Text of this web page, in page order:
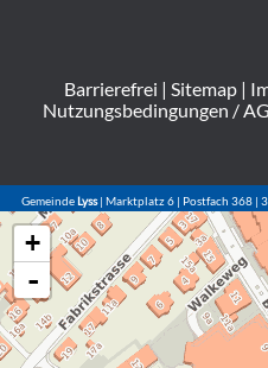
Barrierefrei | Sitemap|
Nutzungsbedingungen /
GemeindeLyss| Marktplatz 6 | Postfach 368 |